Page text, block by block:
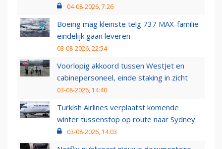
04-08-2026, 7:26
Boeing mag kleinste telg 737 MAX-familie
eindelijk gaan leveren
03-08-2026, 22:54
Voorlopig akkoord tussen WestJet en
cabinepersoneel, einde staking in zicht
03-08-2026, 14:40
Turkish Airlines verplaatst komende
winter tussenstop op route naar Sydney
03-08-2026, 14:03